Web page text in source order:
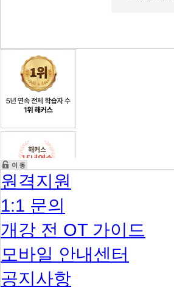
2021
교
육
부
10
년
속
평
가
인
정
과
인
가
→
총
99
과
목
보
원격지원
1:1 문의
개강 전 OT 가이드
모바일 안내센터
공지사항